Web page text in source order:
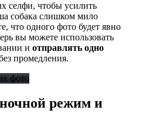
селфи, чтобы усилить
собака слишком мило
что одного фото будет явно
вы можете использовать
и отправлять одно
промедления.
режим и